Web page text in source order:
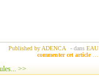
Published by ADENCA - dans EAU
commenter cet article
>>